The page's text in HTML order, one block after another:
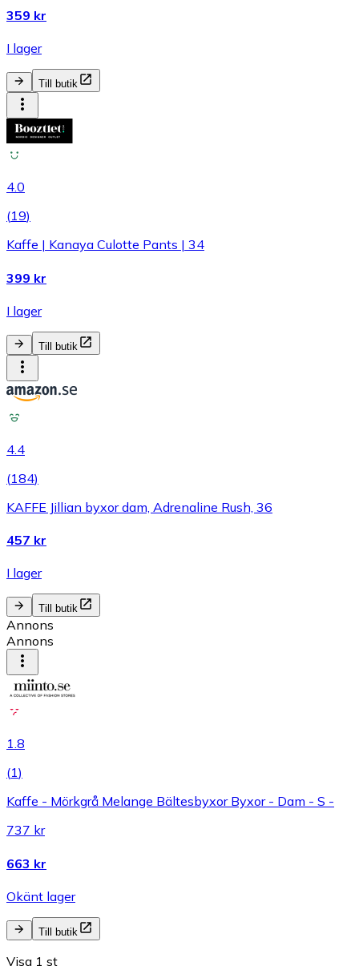
359 kr
I lager
Till butik
4.0
(19)
Kaffe | Kanaya Culotte Pants | 34
399 kr
I lager
Till butik
4.4
(184)
KAFFE Jillian byxor dam, Adrenaline Rush, 36
457 kr
I lager
Till butik
Annons
Annons
1.8
(1)
Kaffe - Mörkgrå Melange Bältesbyxor Byxor - Dam - S -
737 kr
663 kr
Okänt lager
Till butik
Visa 1 st